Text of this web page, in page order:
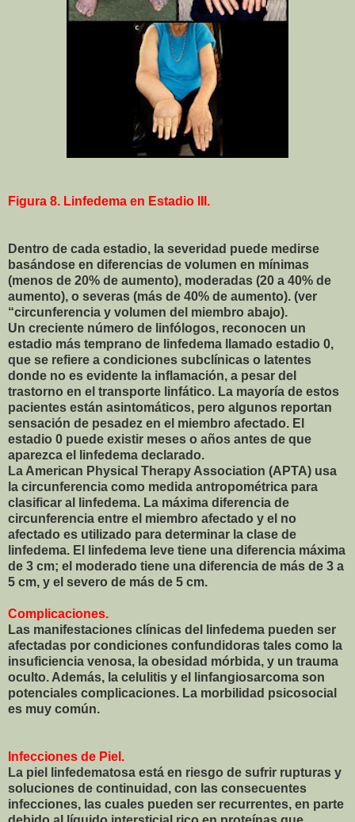
Figura 8. Linfedema en Estadio III.
Dentro de cada estadio, la severidad puede medirse
basándose en diferencias de volumen en mínimas
(menos de 20% de aumento), moderadas (20 a 40% de
aumento), o severas (más de 40% de aumento). (ver
“circunferencia y volumen del miembro abajo).
Un creciente número de linfólogos, reconocen un
estadio más temprano de linfedema llamado estadio 0,
que se refiere a condiciones subclínicas o latentes
donde no es evidente la inflamación, a pesar del
trastorno en el transporte linfático. La mayoría de estos
pacientes están asintomáticos, pero algunos reportan
sensación de pesadez en el miembro afectado. El
estadio 0 puede existir meses o años antes de que
aparezca el linfedema declarado.
La American Physical Therapy Association (APTA) usa
la circunferencia como medida antropométrica para
clasificar al linfedema. La máxima diferencia de
circunferencia entre el miembro afectado y el no
afectado es utilizado para determinar la clase de
linfedema. El linfedema leve tiene una diferencia máxima
de 3 cm; el moderado tiene una diferencia de más de 3 a
5 cm, y el severo de más de 5 cm.
Complicaciones.
Las manifestaciones clínicas del linfedema pueden ser
afectadas por condiciones confundidoras tales como la
insuficiencia venosa, la obesidad mórbida, y un trauma
oculto. Además, la celulitis y el linfangiosarcoma son
potenciales complicaciones. La morbilidad psicosocial
es muy común.
Infecciones de Piel.
La piel linfedematosa está en riesgo de sufrir rupturas y
soluciones de continuidad, con las consecuentes
infecciones, las cuales pueden ser recurrentes, en parte